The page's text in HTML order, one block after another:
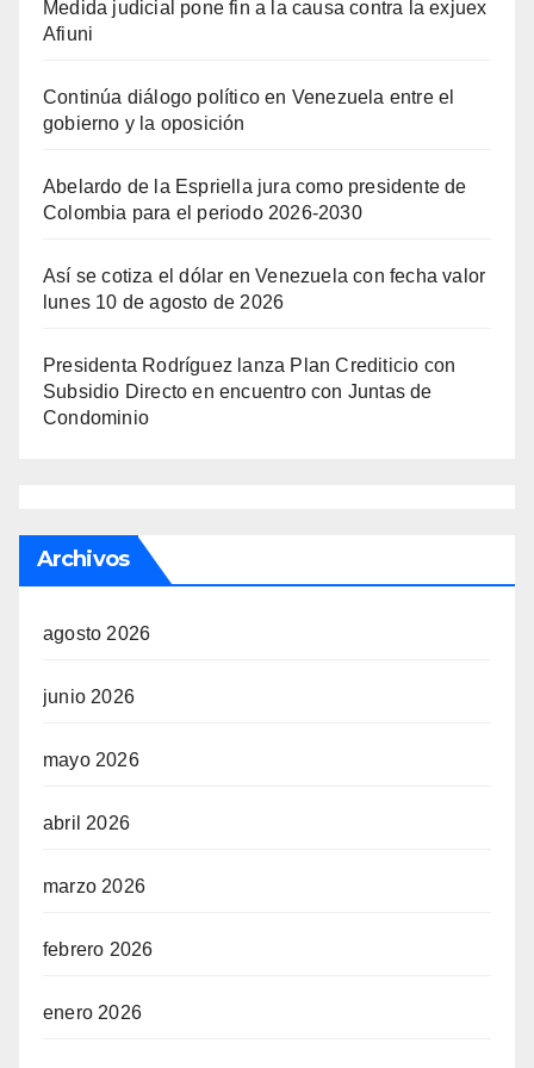
Medida judicial pone fin a la causa contra la exjuex
Afiuni
Continúa diálogo político en Venezuela entre el
gobierno y la oposición
Abelardo de la Espriella jura como presidente de
Colombia para el periodo 2026-2030
Así se cotiza el dólar en Venezuela con fecha valor
lunes 10 de agosto de 2026
Presidenta Rodríguez lanza Plan Crediticio con
Subsidio Directo en encuentro con Juntas de
Condominio
Archivos
agosto 2026
junio 2026
mayo 2026
abril 2026
marzo 2026
febrero 2026
enero 2026